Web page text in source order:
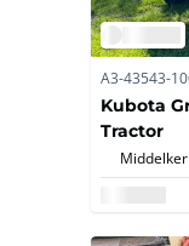
A3-43543-
Kubota
Tractor